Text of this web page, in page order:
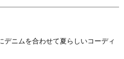
ニムを合わせて夏らしいコーディ